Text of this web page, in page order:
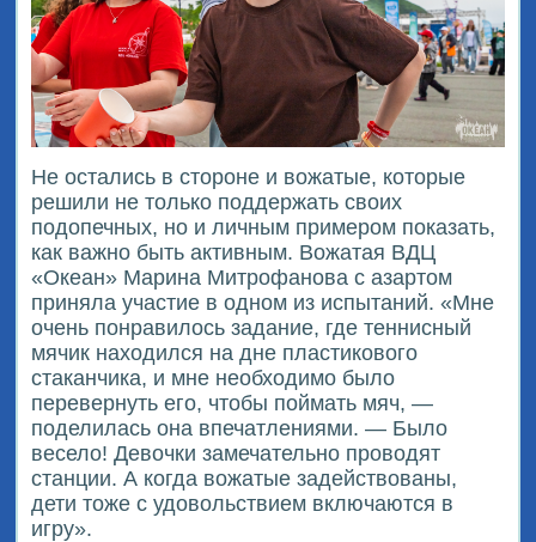
Не остались в стороне и вожатые, которые
решили не только поддержать своих
подопечных, но и личным примером показать,
как важно быть активным. Вожатая ВДЦ
«Океан» Марина Митрофанова с азартом
приняла участие в одном из испытаний. «Мне
очень понравилось задание, где теннисный
мячик находился на дне пластикового
стаканчика, и мне необходимо было
перевернуть его, чтобы поймать мяч, —
поделилась она впечатлениями. — Было
весело! Девочки замечательно проводят
станции. А когда вожатые задействованы,
дети тоже с удовольствием включаются в
игру».